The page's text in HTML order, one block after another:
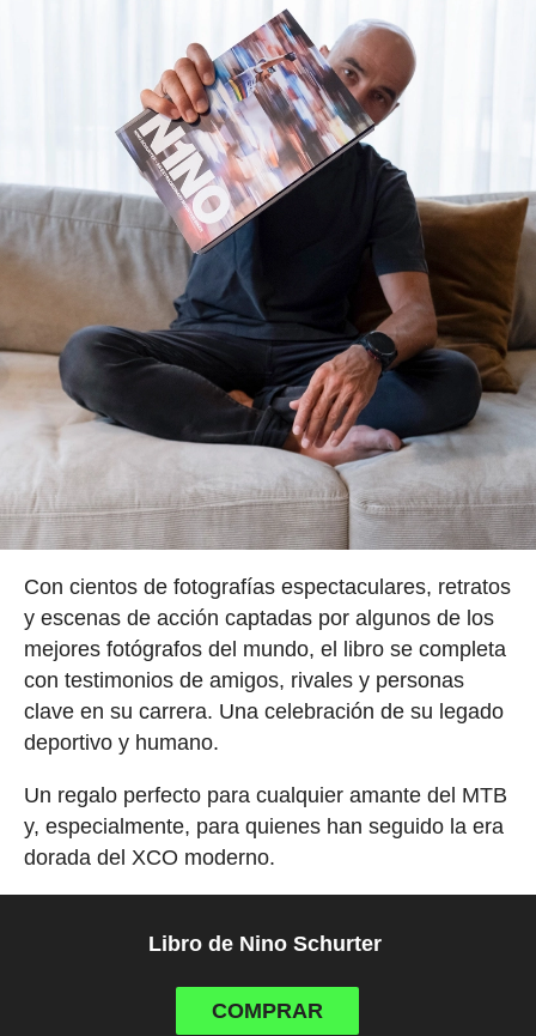
Con cientos de fotografías espectaculares, retratos
y escenas de acción captadas por algunos de los
mejores fotógrafos del mundo, el libro se completa
con testimonios de amigos, rivales y personas
clave en su carrera. Una celebración de su legado
deportivo y humano.
Un regalo perfecto para cualquier amante del MTB
y, especialmente, para quienes han seguido la era
dorada del XCO moderno.
Libro de Nino Schurter
COMPRAR